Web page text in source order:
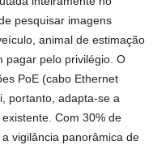
pesquisar imagens
animal de estimação
pagar pelo privilégio. O
PoE (cabo Ethernet
portanto, adapta-se a
Com 30% de
vigilância panorâmica de